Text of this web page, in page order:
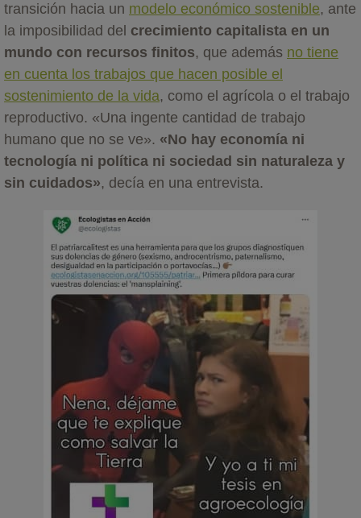
transición hacia un modelo económico sostenible, ante
la imposibilidad del crecimiento capitalista en un
mundo con recursos finitos, que además no tiene
en cuenta los trabajos que hacen posible el
sostenimiento de la vida, como el agrícola o el trabajo
reproductivo. «Una ingente cantidad de trabajo
humano que no se ve». «No hay economía ni
tecnología ni política ni sociedad sin naturaleza y
sin cuidados», decía en una entrevista.